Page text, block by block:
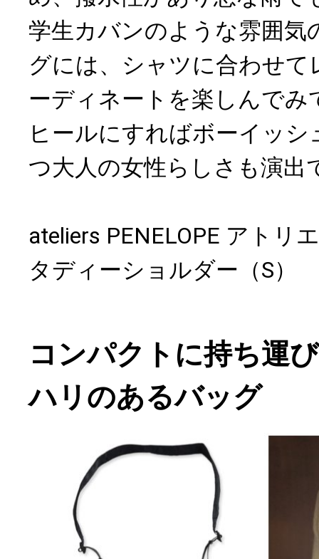
学生カバンのような雰囲気
グには、シャツに合わせて
ーディネートを楽しんでみ
ヒールにすればボーイッ
つ大人の女性らしさも演出
ateliers PENELOPE アト
タディーショルダー（S）
コンパクトに持ち運
ハリのあるバッグ